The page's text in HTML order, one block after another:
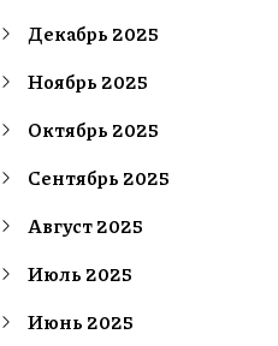
Декабрь 2025
Ноябрь 2025
Октябрь 2025
Сентябрь 2025
Август 2025
Июль 2025
Июнь 2025